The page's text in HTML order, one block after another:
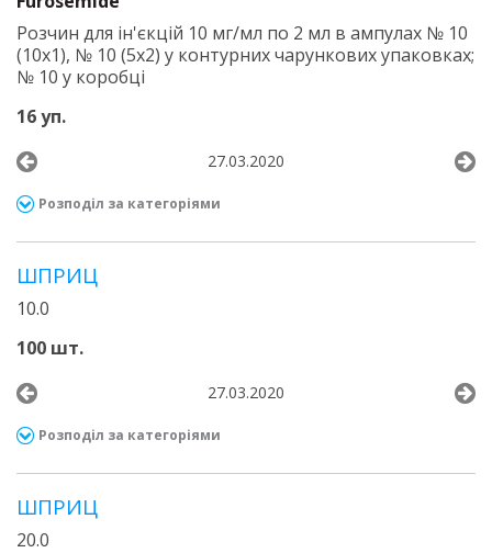
Розчин для ін'єкцій 10 мг/мл по 2 мл в ампулах № 10
(10х1), № 10 (5х2) у контурних чарункових упаковках;
№ 10 у коробці
16 уп.
27.03.2020
Розподіл за категоріями
ШПРИЦ
10.0
100 шт.
27.03.2020
Розподіл за категоріями
ШПРИЦ
20.0